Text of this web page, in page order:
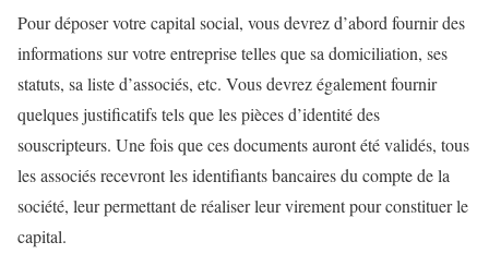
Pour déposer votre capital social, vous devrez d’abord fournir des
informations sur votre entreprise telles que sa domiciliation, ses
statuts, sa liste d’associés, etc. Vous devrez également fournir
quelques justificatifs tels que les pièces d’identité des
souscripteurs. Une fois que ces documents auront été validés, tous
les associés recevront les identifiants bancaires du compte de la
société, leur permettant de réaliser leur virement pour constituer le
capital.